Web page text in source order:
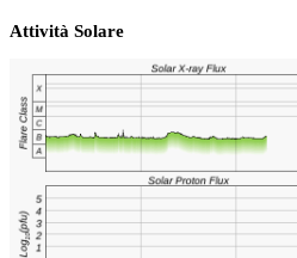
Attività Solare